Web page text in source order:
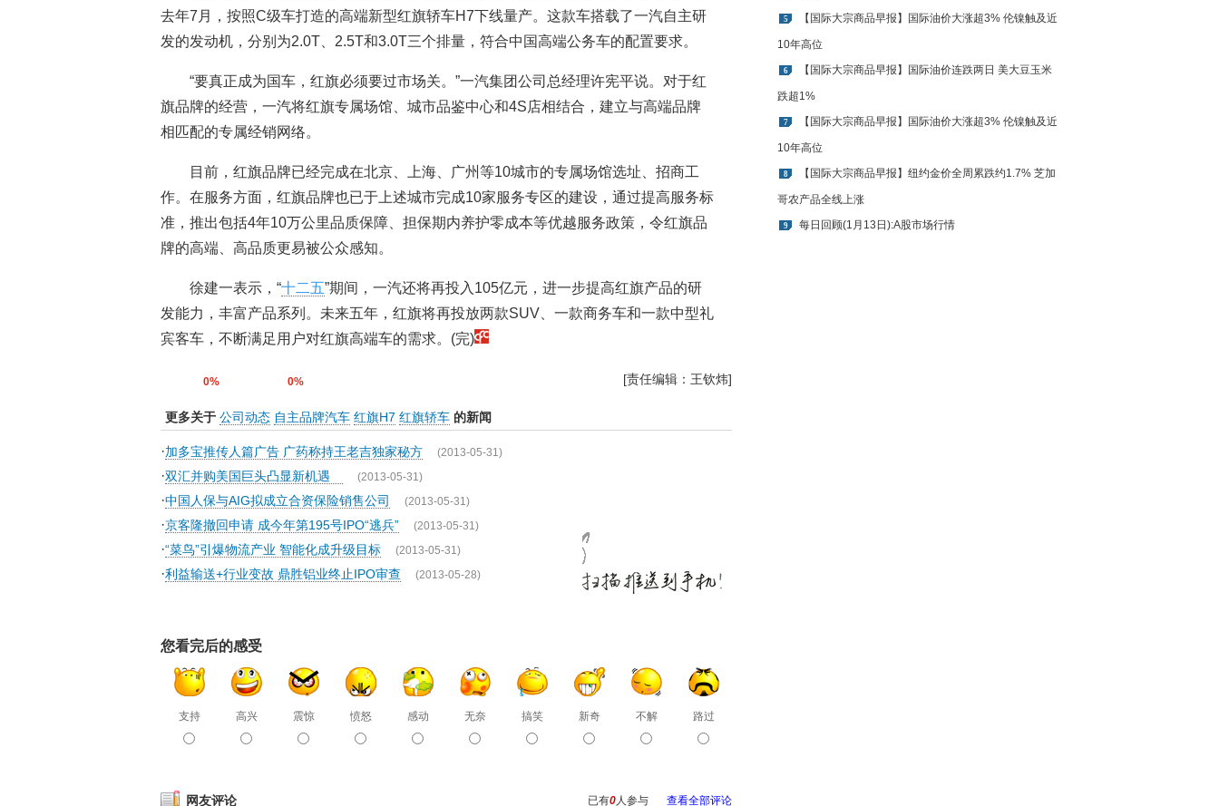
去年7月，按照C级车打造的高端新型红旗轿车H7下线量产。这款车搭载了一汽自主研
发的发动机，分别为2.0T、2.5T和3.0T三个排量，符合中国高端公务车的配置要求。
“要真正成为国车，红旗必须要过市场关。”一汽集团公司总经理许宪平说。对于红
旗品牌的经营，一汽将红旗专属场馆、城市品鉴中心和4S店相结合，建立与高端品牌
相匹配的专属经销网络。
目前，红旗品牌已经完成在北京、上海、广州等10城市的专属场馆选址、招商工
作。在服务方面，红旗品牌也已于上述城市完成10家服务专区的建设，通过提高服务标
准，推出包括4年10万公里品质保障、担保期内养护零成本等优越服务政策，令红旗品
牌的高端、高品质更易被公众感知。
徐建一表示，“十二五”期间，一汽还将再投入105亿元，进一步提高红旗产品的研
发能力，丰富产品系列。未来五年，红旗将再投放两款SUV、一款商务车和一款中型礼
宾客车，不断满足用户对红旗高端车的需求。(完)
0% 0% [责任编辑：王钦炜]
更多关于 公司动态 自主品牌汽车 红旗H7 红旗轿车 的新闻
·加多宝推传人篇广告 广药称持王老吉独家秘方 (2013-05-31)
·双汇并购美国巨头凸显新机遇 (2013-05-31)
·中国人保与AIG拟成立合资保险销售公司 (2013-05-31)
·京客隆撤回申请 成今年第195号IPO“逃兵” (2013-05-31)
·“菜鸟”引爆物流产业 智能化成升级目标 (2013-05-31)
·利益输送+行业变故 鼎胜铝业终止IPO审查 (2013-05-28)
您看完后的感受
支持 高兴 震惊 愤怒 感动 无奈 搞笑 新奇 不解 路过
网友评论 已有0人参与 查看全部评论
5 【国际大宗商品早报】国际油价大涨超3% 伦镍触及近
10年高位
6 【国际大宗商品早报】国际油价连跌两日 美大豆玉米
跌超1%
7 【国际大宗商品早报】国际油价大涨超3% 伦镍触及近
10年高位
8 【国际大宗商品早报】纽约金价全周累跌约1.7% 芝加
哥农产品全线上涨
9 每日回顾(1月13日):A股市场行情